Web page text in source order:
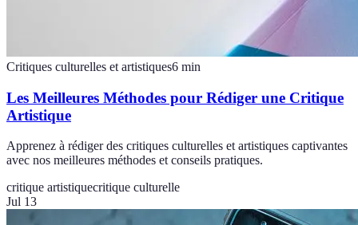
Critiques culturelles et artistiques6 min
Les Meilleures Méthodes pour Rédiger une Critique
Artistique
Apprenez à rédiger des critiques culturelles et artistiques captivantes
avec nos meilleures méthodes et conseils pratiques.
critique artistiquecritique culturelle
Jul 13